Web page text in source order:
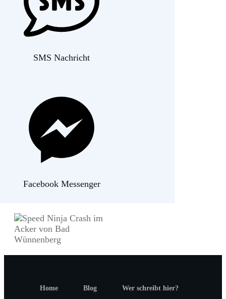
SMSNachricht
Facebook Messenger
Home Blog Wer schreibt hier?